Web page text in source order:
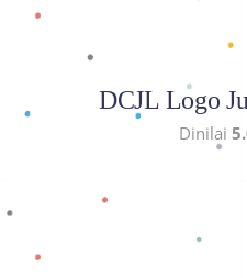
DCJL Logo
Dinilai